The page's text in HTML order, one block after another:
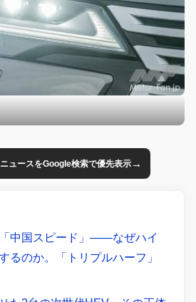
ュースをGoogle検索で優先表示→
中国スピード」――なぜハイ
るのか。「トリプルハーフ」